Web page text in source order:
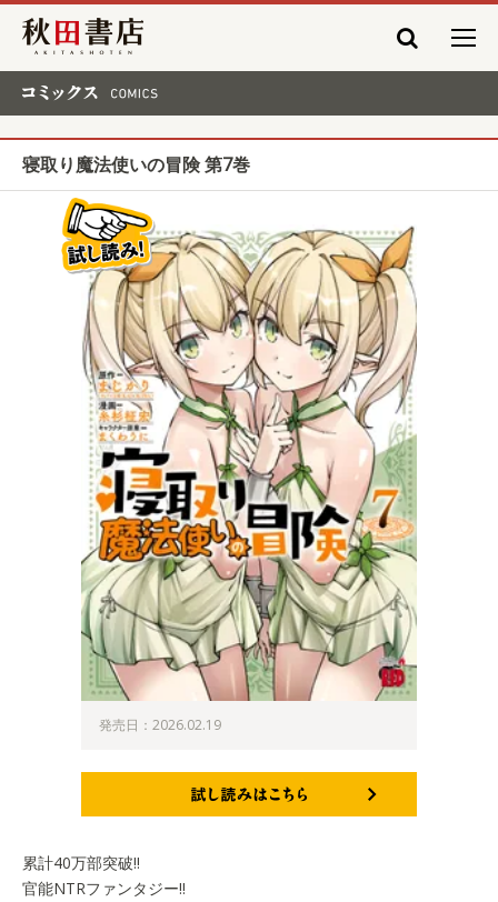
秋田書店
寝取り魔法使いの冒険 第7巻
発売日：2026.02.19
累計40万部突破!!
官能NTRファンタジー!!